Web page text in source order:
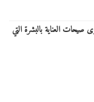
العناية بالبشرة التي